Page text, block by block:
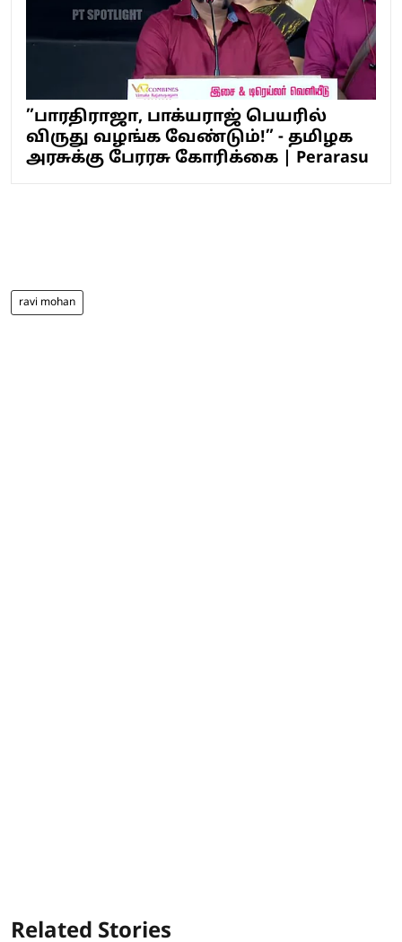
”பாரதிராஜா, பாக்யராஜ் பெயரில்
விருது வழங்க வேண்டும்!” - தமிழக
அரசுக்கு பேரரசு கோரிக்கை | Perarasu
ravi mohan
Related Stories